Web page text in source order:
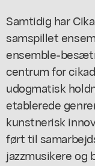
Samtidig har
samspillet
ensemble-
centrum for
udogmatisk
etablerede
kunstnerisk
ført til
jazzmusikere og